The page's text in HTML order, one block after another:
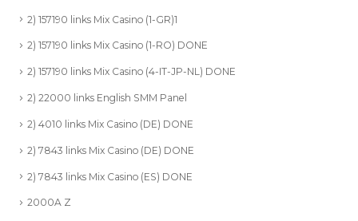
2) 157190 links Mix Casino (1-GR)1
2) 157190 links Mix Casino (1-RO) DONE
2) 157190 links Mix Casino (4-IT-JP-NL) DONE
2) 22000 links English SMM Panel
2) 4010 links Mix Casino (DE) DONE
2) 7843 links Mix Casino (DE) DONE
2) 7843 links Mix Casino (ES) DONE
2000A Z